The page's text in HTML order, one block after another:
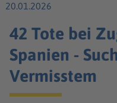
20.01.2026
42 Tote bei
Spanien -
Vermisstem